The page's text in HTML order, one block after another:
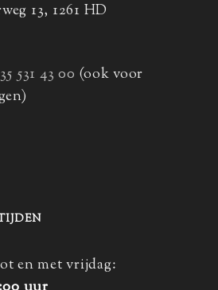
13, 1261 HD
531 43 00 (ook voor
en met vrijdag: